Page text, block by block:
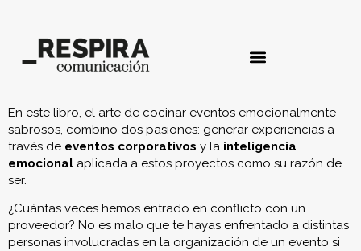
En este libro, el arte de cocinar eventos emocionalmente
sabrosos, combino dos pasiones: generar experiencias a
través de eventos corporativos y la inteligencia
emocional aplicada a estos proyectos como su razón de
ser.
¿Cuántas veces hemos entrado en conflicto con un
proveedor? No es malo que te hayas enfrentado a distintas
personas involucradas en la organización de un evento si